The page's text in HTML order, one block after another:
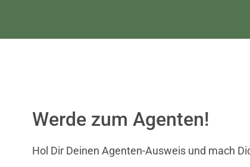
Werde zum Agenten!
Hol Dir Deinen Agenten-Ausweis und mach